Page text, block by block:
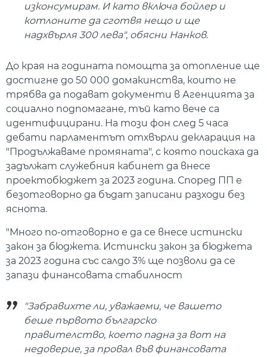
изконсумирам. И като включа бойлер и
котлоните да сготвя нещо и ще
надхвърля 300 лева", обясни Нанков.
До края на годината помощта за отопление ще
достигне до 50 000 домакинства, които не
трябва да подават документи в Агенцията за
социално подпомагане, тъй като вече са
идентифицирани. На този фон след 5 часа
дебати парламентът отхвърли декларация на
"Продължаваме промяната", с която поискаха да
задължат служебния кабинет да внесе
проектобюджет за 2023 година. Според ПП е
безотговорно да бъдат записани разходи без
яснота.
"Много по-отговорно е да се внесе истински
закон за бюджета. Истински закон за бюджета
за 2023 година със салдо 3% ще позволи да се
запази финансовата стабилност
"Забравихте ли, уважаеми, че вашето
беше първото българско
правителство, което падна за вот на
недоверие, за провал във финансовата